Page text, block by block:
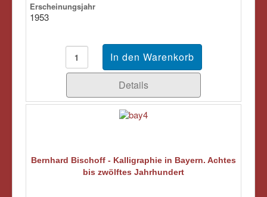
Erscheinungsjahr
1953
Details
Bernhard Bischoff - Kalligraphie in Bayern. Achtes
bis zwölftes Jahrhundert